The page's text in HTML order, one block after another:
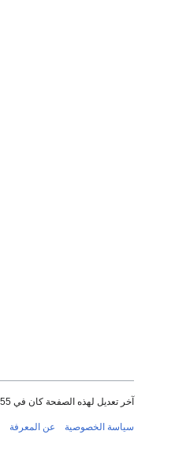
آخر تعديل لهذه الصفحة كان في 16:55, 21 يناير 2015.
سياسة الخصوصية عن المعرفة